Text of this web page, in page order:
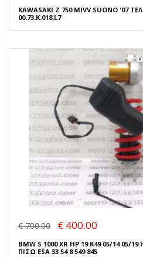
KAWASAKI Z 750 MIVV SUONO '07
00.73.K.018.L7
€ 700.00 € 400.00
BMW S 1000 XR HP 19 K49 05/14
ΠΙΣΩ ESA 33 54 8 549 845